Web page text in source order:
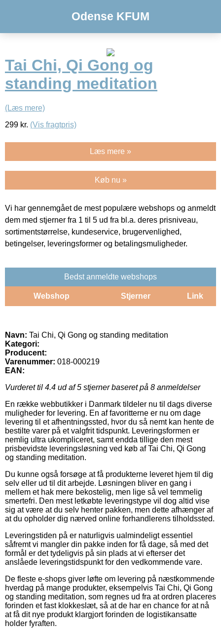
Odense KFUM
Tai Chi, Qi Gong og
standing meditation
(Læs mere)
299 kr. (Vis fragtpris)
Læs mere »
Køb nu »
Vi har gennemgået de mest populære webshops og anmeldt
dem med stjerner fra 1 til 5 ud fra bl.a. deres prisniveau,
sortimentstørrelse, kundeservice, brugervenlighed,
betingelser, leveringsformer og betalingsmuligheder.
Bedst anmeldte webshops
Webshop Stjerner Link
Navn: Tai Chi, Qi Gong og standing meditation
Kategori:
Producent:
Varenummer: 018-000219
EAN:
Vurderet til 4.4 ud af 5 stjerner baseret på 8 anmeldelser
En række webbutikker i Danmark tildeler nu til dags diverse
muligheder for levering. En af favoritterne er nu om dage
levering til et afhentningssted, hvor du så nemt kan hente de
bestilte varer på et valgfrit tidspunkt. Leveringsformen er
nemlig ultra ukompliceret, samt endda tillige den mest
prisbevidste leveringsløsning ved køb af Tai Chi, Qi Gong
og standing meditation.
Du kunne også forsøge at få produkterne leveret hjem til dig
selv eller ud til dit arbejde. Løsningen bliver en gang i
mellem et hak mere bekostelig, men lige så vel temmelig
smertefri. Den mest letkøbte leveringstype vil dog altid vise
sig at være at du selv henter pakken, men dette afhænger af
at du opholder dig nærved online forhandlerens tilholdssted.
Leveringstiden på er naturligvis ualmindeligt essentiel
såfremt vi mangler din pakke inden for få dage, så med det
formål er det tydeligvis på sin plads at vi efterser det
anslåede leveringstidspunkt for den vedkommende vare.
De fleste e-shops giver løfte om levering på næstkommende
hverdag på mange produkter, eksempelvis Tai Chi, Qi Gong
og standing meditation, som regnes ud fra at ordren placeres
forinden et fast klokkeslæt, så at de har en chance for at nå
at få dit nye produkt klargjort forinden de logistikansatte
holder fyraften.